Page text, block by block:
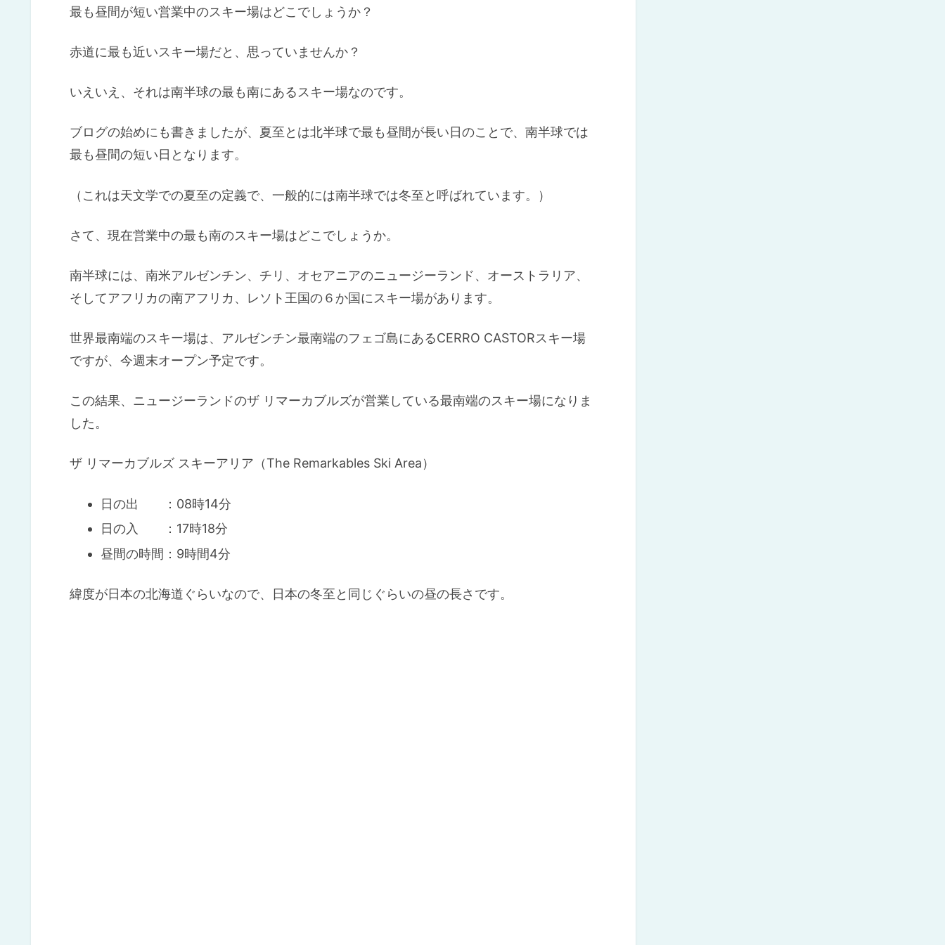
最も昼間が短い営業中のスキー場はどこでしょうか？
赤道に最も近いスキー場だと、思っていませんか？
いえいえ、それは南半球の最も南にあるスキー場なのです。
ブログの始めにも書きましたが、夏至とは北半球で最も昼間が長い日のことで、南半球では
最も昼間の短い日となります。
（これは天文学での夏至の定義で、一般的には南半球では冬至と呼ばれています。）
さて、現在営業中の最も南のスキー場はどこでしょうか。
南半球には、南米アルゼンチン、チリ、オセアニアのニュージーランド、オーストラリア、
そしてアフリカの南アフリカ、レソト王国の６か国にスキー場があります。
世界最南端のスキー場は、アルゼンチン最南端のフェゴ島にあるCERRO CASTORスキー場
ですが、今週末オープン予定です。
この結果、ニュージーランドのザ リマーカブルズが営業している最南端のスキー場になりま
した。
ザ リマーカブルズ スキーアリア（The Remarkables Ski Area）
日の出 ：08時14分
日の入 ：17時18分
昼間の時間：9時間4分
緯度が日本の北海道ぐらいなので、日本の冬至と同じぐらいの昼の長さです。